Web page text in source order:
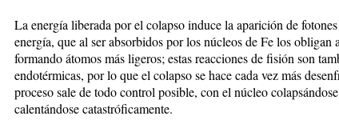
La energía liberada por el colapso induce la aparición de
energía, que al ser absorbidos por los núcleos de Fe los obligan
formando átomos más ligeros; estas reacciones de fisión son
endotérmicas, por lo que el colapso se hace cada vez más
proceso sale de todo control posible, con el núcleo
calentándose catastróficamente.